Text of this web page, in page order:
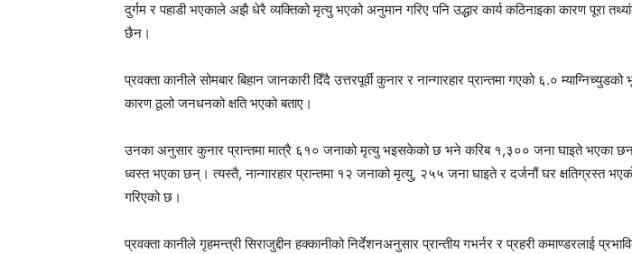
दुर्गम र पहाडी भएकाले अझै धेरै व्यक्तिको मृत्यु भएको अनुमान गरिए पनि उद्धार कार्य कठिनाइका कारण पूरा
छैन।
प्रवक्ता कानीले सोमबार बिहान जानकारी दिँदै उत्तरपूर्वी कुनार र नान्गारहार प्रान्तमा गएको ६.०
कारण ठूलो जनधनको क्षति भएको बताए।
उनका अनुसार कुनार प्रान्तमा मात्रै ६१० जनाको मृत्यु भइसकेको छ भने करिब १,३०० जना घाइते भएका
ध्वस्त भएका छन्। त्यस्तै, नान्गारहार प्रान्तमा १२ जनाको मृत्यु, २५५ जना घाइते र दर्जनौं घर क्षतिग्रस्त
गरिएको छ।
प्रवक्ता कानीले गृहमन्त्री सिराजुद्दीन हक्कानीको निर्देशनअनुसार प्रान्तीय गभर्नर र प्रहरी कमाण्डरलाई